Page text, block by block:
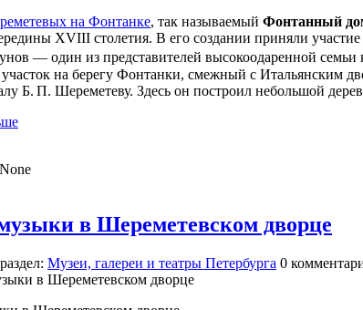
на Фонтанке, так называемый Фонтанный
XVIII столетия. В его создании приняли
— один из представителей высокоодаренной
на берегу Фонтанки, смежный с Итальянским
Б. П. Шереметеву. Здесь он построил небольшой
None
в Шереметевском дворце
раздел: Музеи, галереи и театры Петербурга 0